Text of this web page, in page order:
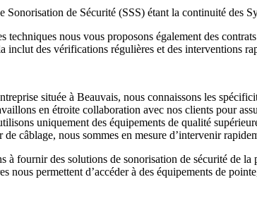
Sonorisation de Sécurité (SSS) étant la continuité des
techniques nous vous proposons également des
inclut des vérifications régulières et des interventions
située à Beauvais, nous connaissons les
en étroite collaboration avec nos clients pour
uniquement des équipements de qualité
de câblage, nous sommes en mesure d’intervenir
fournir des solutions de sonorisation de sécurité de
nous permettent d’accéder à des équipements de